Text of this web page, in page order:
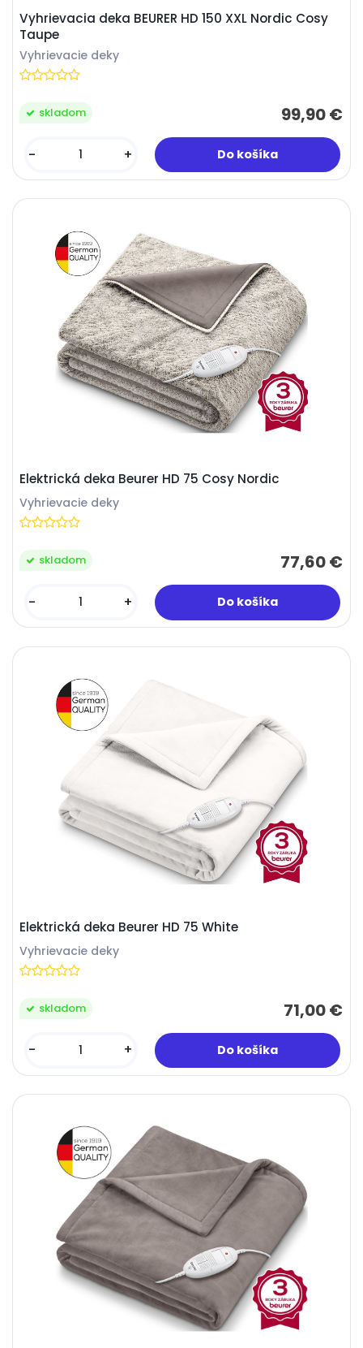
Vyhrievacia deka BEURER HD 150 XXL Nordic Cosy
Taupe
Vyhrievacie deky
99,90 €
skladom
- +
Elektrická deka Beurer HD 75 Cosy Nordic
Vyhrievacie deky
77,60 €
skladom
- +
Elektrická deka Beurer HD 75 White
Vyhrievacie deky
71,00 €
skladom
- +